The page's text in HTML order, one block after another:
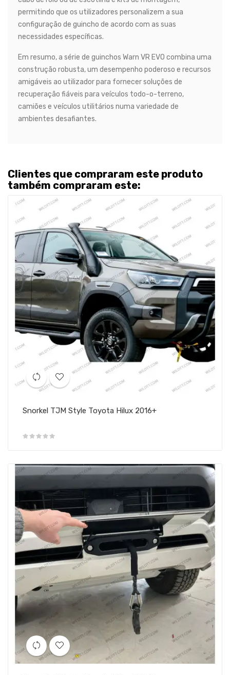
permitindo que os utilizadores personalizem a sua
configuração de guincho de acordo com as suas
necessidades específicas.
Em resumo, a série de guinchos Warn VR EVO combina uma
construção robusta, um desempenho poderoso e recursos
amigáveis ao utilizador para fornecer soluções de
recuperação fiáveis para veículos todo-o-terreno,
camiões e veículos utilitários numa variedade de
ambientes desafiantes.
Clientes que compraram este produto
também compraram este:
Snorkel TJM Style Toyota Hilux 2016+